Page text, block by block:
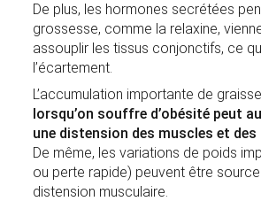
De plus, les hormones secrétées
grossesse, comme la relaxine,
assouplir les tissus conjonctifs, ce
l’écartement.
L’accumulation importante de
lorsqu’on souffre d’obésité peut
une distension des muscles et
De même, les variations de poids
ou perte rapide) peuvent être
distension musculaire.